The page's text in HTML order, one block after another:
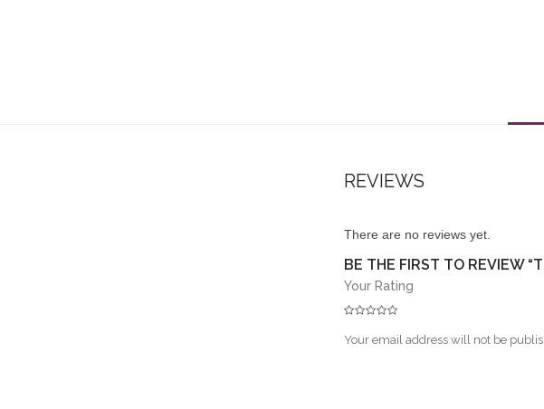
REVIEWS
There are no reviews yet.
BE THE FIRST TO REVIEW
Your email address will not be
Your Rating